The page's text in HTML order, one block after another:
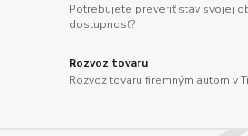
Potrebujete preveriť stav svojej
dostupnosť?
Rozvoz tovaru
Rozvoz tovaru firemným autom v